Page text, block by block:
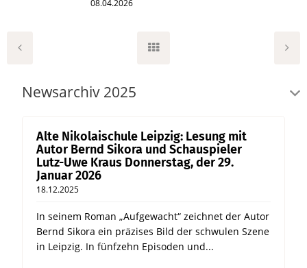
08.04.2026
Newsarchiv 2025
Alte Nikolaischule Leipzig: Lesung mit
Autor Bernd Sikora und Schauspieler
Lutz-Uwe Kraus Donnerstag, der 29.
Januar 2026
18.12.2025
In seinem Roman „Aufgewacht“ zeichnet der Autor
Bernd Sikora ein präzises Bild der schwulen Szene
in Leipzig. In fünfzehn Episoden und...